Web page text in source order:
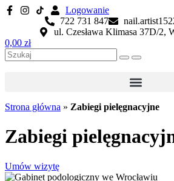
Logowanie
722 731 847
ul. Czesława Klimasa 37D/2,
0,00 zł
Strona główna » Zabiegi pielęgnacyjne
Zabiegi
Umów wizytę